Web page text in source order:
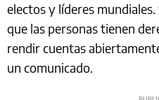
electos y líderes
que las personas tienen
rendir cuentas
un comunicado.